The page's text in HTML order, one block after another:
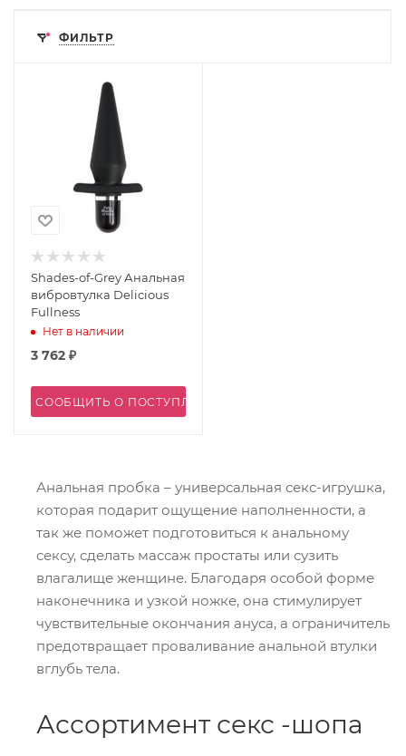
ФИЛЬТР
Shades-of-Grey Анальная
вибровтулка Delicious
Fullness
Нет в наличии
3 762 ₽
СООБЩИТЬ О ПОСТУПЛЕНИИ
Анальная пробка – универсальная секс-игрушка,
которая подарит ощущение наполненности, а
так же поможет подготовиться к анальному
сексу, сделать массаж простаты или сузить
влагалище женщине. Благодаря особой форме
наконечника и узкой ножке, она стимулирует
чувствительные окончания ануса, а ограничитель
предотвращает проваливание анальной втулки
вглубь тела.
Ассортимент секс -шопа